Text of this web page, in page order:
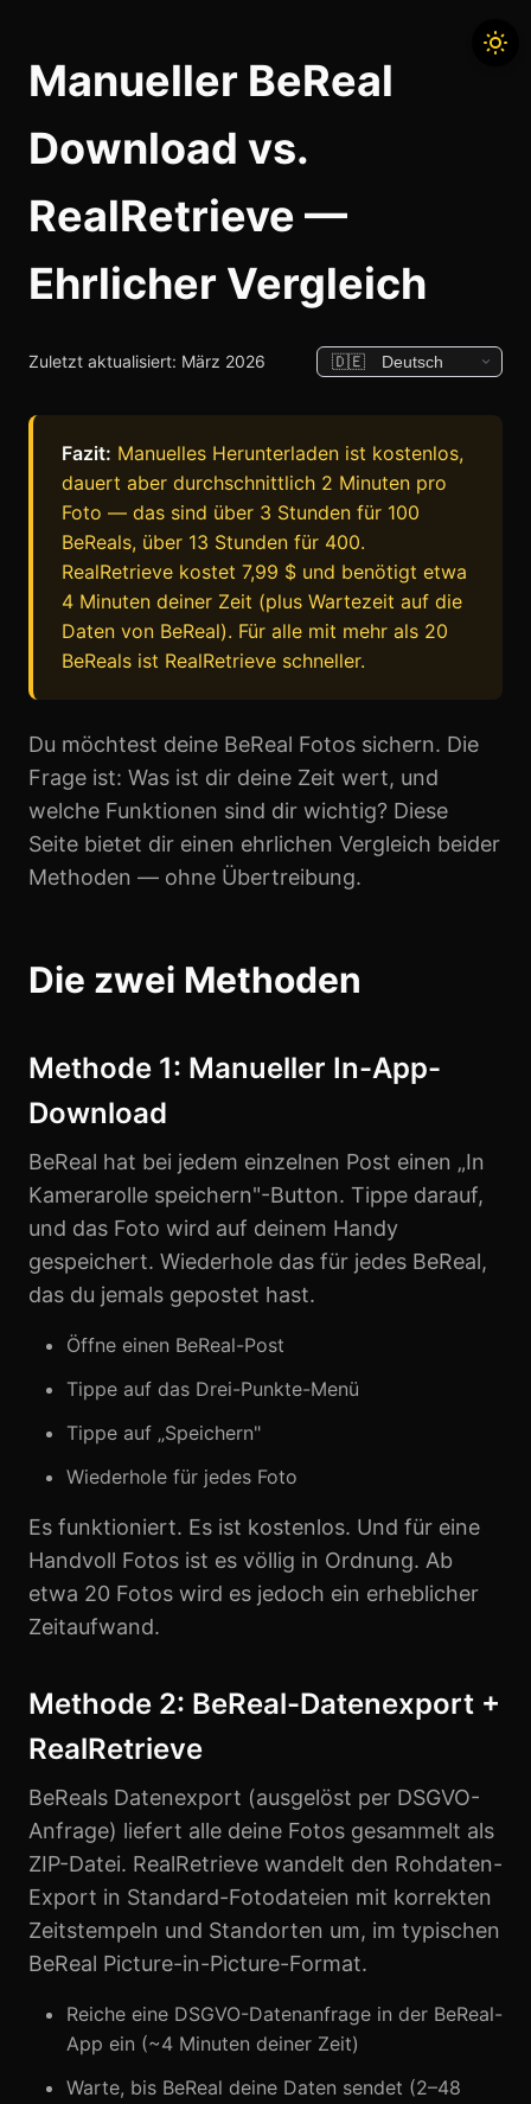
Manueller BeReal
Download vs.
RealRetrieve —
Ehrlicher Vergleich
Zuletzt aktualisiert: März 2026
Fazit: Manuelles Herunterladen ist kostenlos,
dauert aber durchschnittlich 2 Minuten pro
Foto — das sind über 3 Stunden für 100
BeReals, über 13 Stunden für 400.
RealRetrieve kostet 7,99 $ und benötigt etwa
4 Minuten deiner Zeit (plus Wartezeit auf die
Daten von BeReal). Für alle mit mehr als 20
BeReals ist RealRetrieve schneller.
Du möchtest deine BeReal Fotos sichern. Die
Frage ist: Was ist dir deine Zeit wert, und
welche Funktionen sind dir wichtig? Diese
Seite bietet dir einen ehrlichen Vergleich beider
Methoden — ohne Übertreibung.
Die zwei Methoden
Methode 1: Manueller In-App-
Download
BeReal hat bei jedem einzelnen Post einen „In
Kamerarolle speichern"-Button. Tippe darauf,
und das Foto wird auf deinem Handy
gespeichert. Wiederhole das für jedes BeReal,
das du jemals gepostet hast.
Öffne einen BeReal-Post
Tippe auf das Drei-Punkte-Menü
Tippe auf „Speichern"
Wiederhole für jedes Foto
Es funktioniert. Es ist kostenlos. Und für eine
Handvoll Fotos ist es völlig in Ordnung. Ab
etwa 20 Fotos wird es jedoch ein erheblicher
Zeitaufwand.
Methode 2: BeReal-Datenexport +
RealRetrieve
BeReals Datenexport (ausgelöst per DSGVO-
Anfrage) liefert alle deine Fotos gesammelt als
ZIP-Datei. RealRetrieve wandelt den Rohdaten-
Export in Standard-Fotodateien mit korrekten
Zeitstempeln und Standorten um, im typischen
BeReal Picture-in-Picture-Format.
Reiche eine DSGVO-Datenanfrage in der BeReal-
App ein (~4 Minuten deiner Zeit)
Warte, bis BeReal deine Daten sendet (2–48